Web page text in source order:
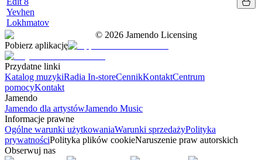
Yevhen
Lokhmatov
© 2026 Jamendo Licensing
Pobierz aplikację
Przydatne linki
Katalog muzykiRadia In-storeCennikKontaktCentrum
pomocyKontakt
Jamendo
Jamendo dla artystówJamendo Music
Informacje prawne
Ogólne warunki użytkowaniaWarunki sprzedażyPolityka
prywatnościPolityka plików cookieNaruszenie praw autorskich
Obserwuj nas